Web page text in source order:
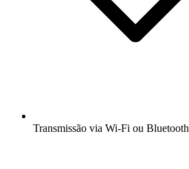
Transmissão via Wi-Fi ou Bluetooth